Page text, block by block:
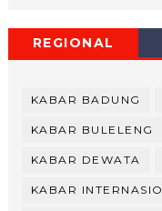
REGIONAL
KABAR BADUNG
KABAR BULELENG
KABAR DEWATA
KABAR